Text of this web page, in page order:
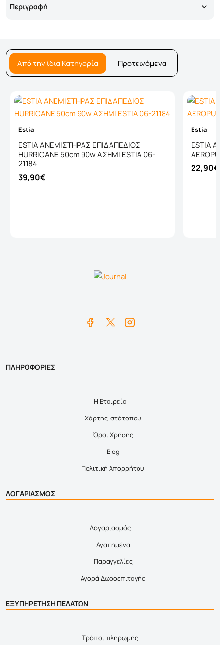
Περιγραφή
Από την ίδια Κατηγορία Προτεινόμενα
Estia
ESTIA ΑΝΕΜΙΣΤΗΡΑΣ ΕΠΙΔΑΠΕΔΙΟΣ
HURRICANE 50cm 90w ΑΣΗΜΙ ESTIA 06-
21184
39,90€
Estia
ESTIA
22,90€
ΠΛΗΡΟΦΟΡΙΕΣ
Η Εταιρεία
Χάρτης Ιστότοπου
Όροι Χρήσης
Blog
Πολιτική Απορρήτου
ΛΟΓΑΡΙΑΣΜΟΣ
Λογαριασμός
Αγαπημένα
Παραγγελίες
Αγορά Δωροεπιταγής
ΕΞΥΠΗΡΕΤΗΣΗ ΠΕΛΑΤΩΝ
Τρόποι πληρωμής